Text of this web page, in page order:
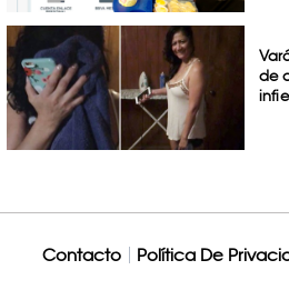
de
Contacto Política De